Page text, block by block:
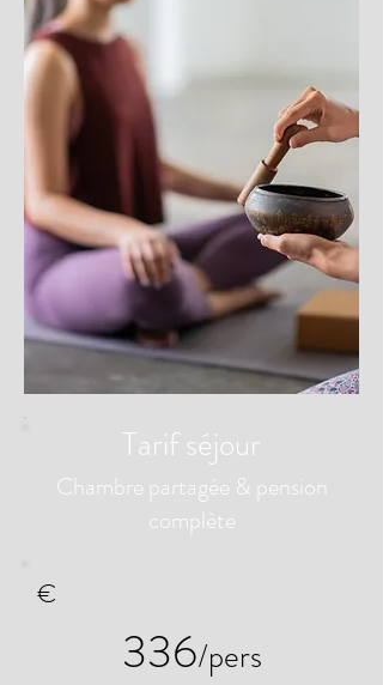
Tarif séjour
Chambre partagée & pension
complète
€
336/pers